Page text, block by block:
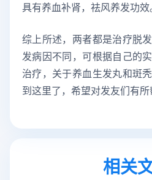
具有养血补肾，祛风养发功效
综上所述，两者都是治疗脱
发病因不同，可根据自己的
治疗，关于养血生发丸和斑
到这里了，希望对发友们有所
相关